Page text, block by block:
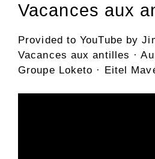
Vacances aux
Provided to YouTube by
Vacances aux antilles ·
Groupe Loketo · Eitel